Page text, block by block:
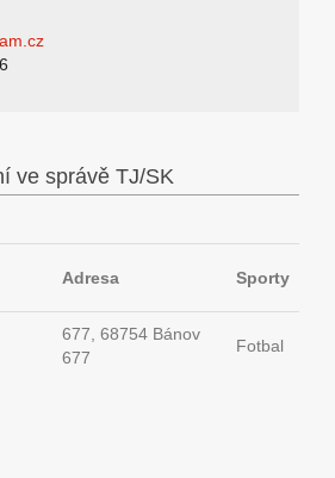
ve správě TJ/SK
Adresa Sporty
677, 68754 Bánov
677
Fotbal